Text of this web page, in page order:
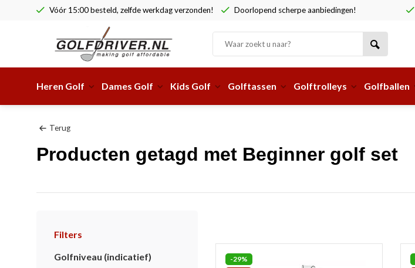
Vóór 15:00 besteld, zelfde werkdag verzonden! Doorlopend scherpe aanbiedingen!
Heren Golf Dames Golf Kids Golf Golftassen Golftrolleys Golfballen
Terug
Producten getagd met Beginner golf set
Filters
Golfniveau (indicatief)
-29%